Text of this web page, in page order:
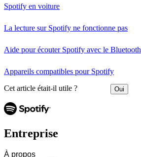
Spotify en voiture
La lecture sur Spotify ne fonctionne pas
Aide pour écouter Spotify avec le Bluetooth
Appareils compatibles pour Spotify
Cet article était-il utile ? Oui
Entreprise
À propos